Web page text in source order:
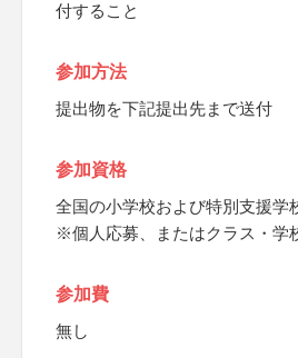
付すること
参加方法
提出物を下記提出先まで送付
参加資格
全国の小学校および特別支援学
※個人応募、またはクラス・学
参加費
無し